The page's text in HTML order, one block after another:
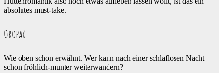
absolutes must-take.
Oropax.
Wie oben schon erwähnt. Wer kann nach einer schlaflosen Nacht
schon fröhlich-munter weiterwandern?